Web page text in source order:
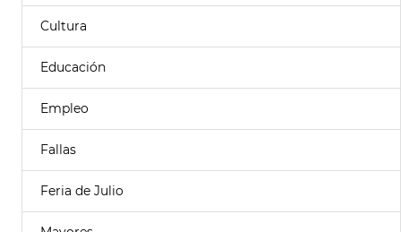
Cultura
Educación
Empleo
Fallas
Feria de Julio